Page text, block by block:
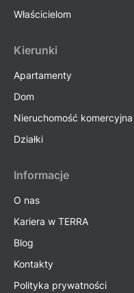
Właścicielom
Kierunki
Apartamenty
Dom
Nieruchomość komercyjna
Działki
Informacje
O nas
Kariera w TERRA
Blog
Kontakty
Polityka prywatności